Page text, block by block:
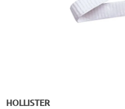
HOLLISTER